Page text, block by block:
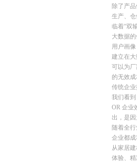
除了产
生产、
临着“双
大数据
用户画
建立在
可以为
的无效成
传统企
我们看
OR 企业
出，是
随着全
企业都
从家居
体验、